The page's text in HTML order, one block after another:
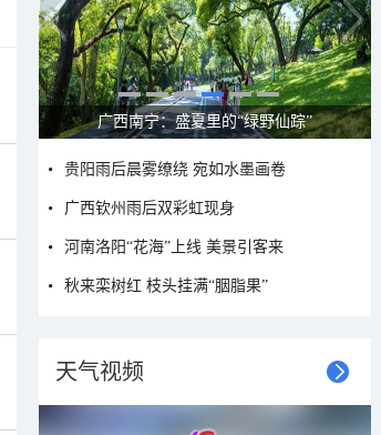
广西南宁：盛夏里的“绿野仙踪”
贵阳雨后晨雾缭绕 宛如水墨画卷
广西钦州雨后双彩虹现身
河南洛阳“花海”上线 美景引客来
秋来栾树红 枝头挂满“胭脂果”
天气视频